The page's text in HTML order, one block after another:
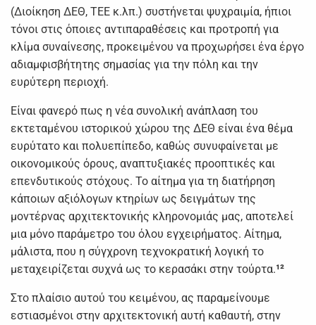
(Διοίκηση ΔΕΘ, ΤΕΕ κ.λπ.) συστήνεται ψυχραιμία, ήπιοι
τόνοι στις όποιες αντιπαραθέσεις και προτροπή για
κλίμα συναίνεσης, προκειμένου να προχωρήσει ένα έργο
αδιαμφισβήτητης σημασίας για την πόλη και την
ευρύτερη περιοχή.
Είναι φανερό πως η νέα συνολική ανάπλαση του
εκτεταμένου ιστορικού χώρου της ΔΕΘ είναι ένα θέμα
ευρύτατο και πολυεπίπεδο, καθώς συνυφαίνεται με
οικονομικούς όρους, αναπτυξιακές προοπτικές και
επενδυτικούς στόχους. Το αίτημα για τη διατήρηση
κάποιων αξιόλογων κτηρίων ως δειγμάτων της
μοντέρνας αρχιτεκτονικής κληρονομιάς μας, αποτελεί
μια μόνο παράμετρο του όλου εγχειρήματος. Αίτημα,
μάλιστα, που η σύγχρονη τεχνοκρατική λογική το
μεταχειρίζεται συχνά ως το κερασάκι στην τούρτα.¹²
Στο πλαίσιο αυτού του κειμένου, ας παραμείνουμε
εστιασμένοι στην αρχιτεκτονική αυτή καθαυτή, στην